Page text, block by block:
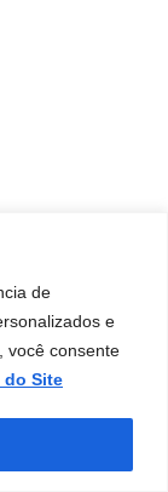
de
e
você consente
do Site